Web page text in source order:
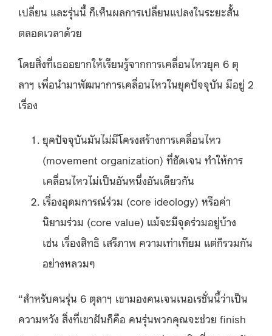
เปลี่ยน และรุ่นนี้ ก็เห็นผลการเปลี่ยนแปลงในระยะสั้น
ตลอดเวลาด้วย
โดยสิ่งที่เธออยากให้เรียนรู้จากการเคลื่อนไหวยุค 6 ตุ
ลาฯ เพื่อนำมาพัฒนาการเคลื่อนไหวในยุคปัจจุบัน มีอยู่ 2
เรื่อง
ยุคปัจจุบันมันไม่มีโครงสร้างการเคลื่อนไหว
(movement organization) ที่ชัดเจน ทำให้การ
เคลื่อนไหวไม่เป็นอันหนึ่งอันเดียวกัน
เรื่องอุดมการณ์ร่วม (core ideology) หรือค่า
นิยามร่วม (core value) แม้จะมีจุดร่วมอยู่บ้าง
เช่น เรื่องสิทธิ เสรีภาพ ความเท่าเทียม แต่ก็รวมกัน
อย่างหลวมๆ
“สำหรับคนรุ่น 6 ตุลาฯ เขามองคนเจนเนอเรชั่นนี้ว่าเป็น
ความหวัง สิ่งที่เขาฝันก็คือ คนรุ่นพวกคุณจะช่วย finish